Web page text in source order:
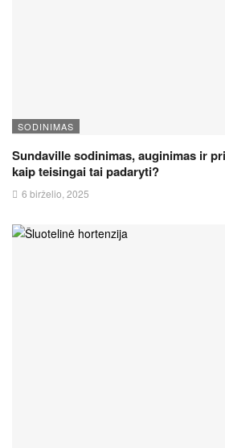
SODINIMAS
Sundaville sodinimas, auginimas ir
kaip teisingai tai padaryti?
6 birželio, 2025